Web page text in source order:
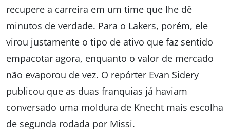
recupere a carreira em um time que lhe dê
minutos de verdade. Para o Lakers, porém, ele
virou justamente o tipo de ativo que faz sentido
empacotar agora, enquanto o valor de mercado
não evaporou de vez. O repórter Evan Sidery
publicou que as duas franquias já haviam
conversado uma moldura de Knecht mais escolha
de segunda rodada por Missi.